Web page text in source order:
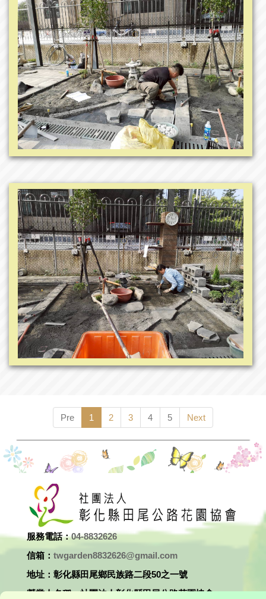
Pre 1 2 3 4 5 Next
服務電話：04-8832626
信箱： twgarden8832626@gmail.com
地址：彰化縣田尾鄉民族路二段50之一號
營業人名稱：社團法人彰化縣田尾公路花園協會